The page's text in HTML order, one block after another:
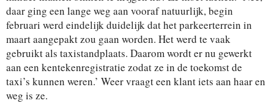
daar ging een lange weg aan vooraf natuurlijk, begin
februari werd eindelijk duidelijk dat het parkeerterrein in
maart aangepakt zou gaan worden. Het werd te vaak
gebruikt als taxistandplaats. Daarom wordt er nu gewerkt
aan een kentekenregistratie zodat ze in de toekomst de
taxi’s kunnen weren.’ Weer vraagt een klant iets aan haar en
weg is ze.